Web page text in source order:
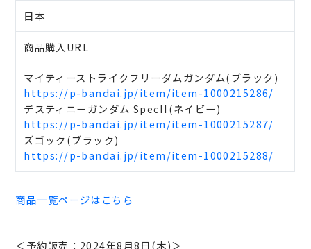
日本
商品購入URL
マイティーストライクフリーダムガンダム(ブラック)
https://p-bandai.jp/item/item-1000215286/
デスティニーガンダム SpecII(ネイビー)
https://p-bandai.jp/item/item-1000215287/
ズゴック(ブラック)
https://p-bandai.jp/item/item-1000215288/
商品一覧ページはこちら
＜予約販売：2024年8月8日(木)＞